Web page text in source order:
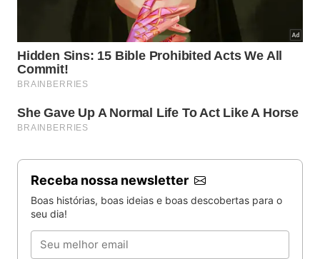
Receba nossa newsletter
Boas histórias, boas ideias e boas descobertas para o
seu dia!
Email